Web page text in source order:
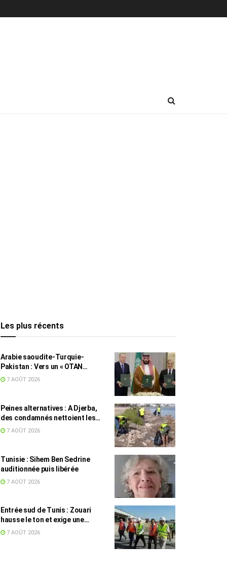
Les plus récents
Arabie saoudite-Turquie-
Pakistan : Vers un « OTAN
islamique » ?
7 AOÛT 2026
Peines alternatives : A Djerba,
des condamnés nettoient les
plages
7 AOÛT 2026
Tunisie : Sihem Ben Sedrine
auditionnée puis libérée
7 AOÛT 2026
Entrée sud de Tunis : Zouari
hausse le ton et exige une
accélération des travaux
7 AOÛT 2026